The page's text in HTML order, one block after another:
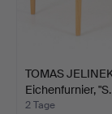
TOMAS
Eichenfurnier,
2 Tage